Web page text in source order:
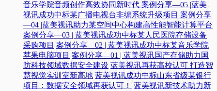
音乐学院音频创作高效协同新时代​ 案例分享—05 |蓝美
视讯成功中标某广播电视台非编系统升级项目​ 案例分享
—04 |蓝美视讯助力某空间中心构建高性能智能计算平台​
案例分享—03 | 蓝美视讯成功中标某人民医院存储设备
采购项目 案例分享—02 | 蓝美视讯成功中标某音乐学院
苹果电脑项目 案例分享—01 | 蓝美视讯国产存储助力国
防科技领域数据安全建设 蓝美视讯再获高校认可 打造智
慧视觉实训室新高地 蓝美视讯成功中标山东省级某银行
项目：数据安全领域再获认可！
蓝美视讯新技术助力新